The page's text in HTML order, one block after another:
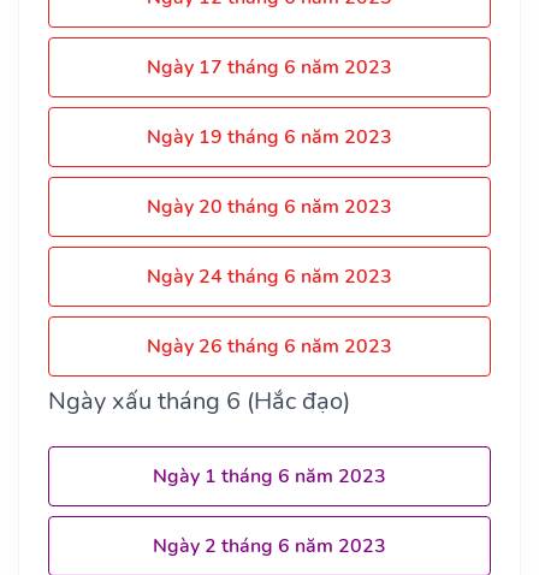
Ngày 17 tháng 6 năm 2023
Ngày 19 tháng 6 năm 2023
Ngày 20 tháng 6 năm 2023
Ngày 24 tháng 6 năm 2023
Ngày 26 tháng 6 năm 2023
Ngày xấu tháng 6 (Hắc đạo)
Ngày 1 tháng 6 năm 2023
Ngày 2 tháng 6 năm 2023